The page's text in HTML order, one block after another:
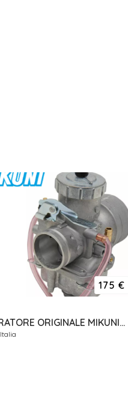
175 €
CARBURATORE ORIGINALE MIKUNI 38MM VM38-9